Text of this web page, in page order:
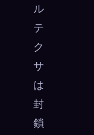
ル
テ
ク
サ
は
封
鎖